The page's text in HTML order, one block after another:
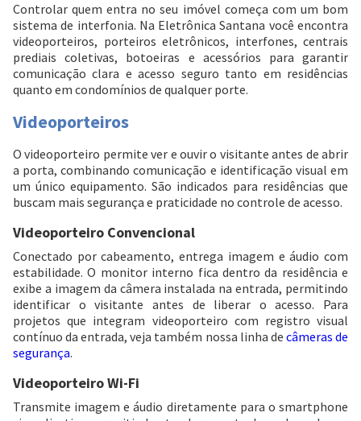
Controlar quem entra no seu imóvel começa com um bom
sistema de interfonia. Na Eletrônica Santana você encontra
videoporteiros, porteiros eletrônicos, interfones, centrais
prediais coletivas, botoeiras e acessórios para garantir
comunicação clara e acesso seguro tanto em residências
quanto em condomínios de qualquer porte.
Videoporteiros
O videoporteiro permite ver e ouvir o visitante antes de abrir
a porta, combinando comunicação e identificação visual em
um único equipamento. São indicados para residências que
buscam mais segurança e praticidade no controle de acesso.
Videoporteiro Convencional
Conectado por cabeamento, entrega imagem e áudio com
estabilidade. O monitor interno fica dentro da residência e
exibe a imagem da câmera instalada na entrada, permitindo
identificar o visitante antes de liberar o acesso. Para
projetos que integram videoporteiro com registro visual
contínuo da entrada, veja também nossa linha de câmeras de
segurança.
Videoporteiro Wi-Fi
Transmite imagem e áudio diretamente para o smartphone